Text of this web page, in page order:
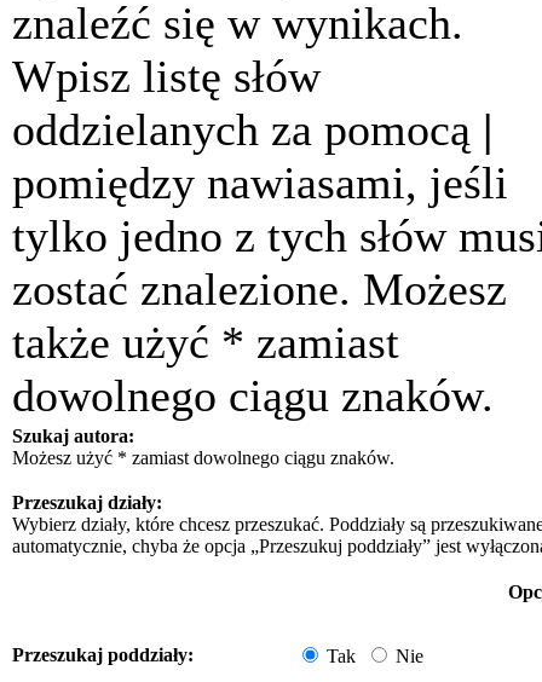
znaleźć się w wynikach.
Wpisz listę słów
oddzielanych za pomocą |
pomiędzy nawiasami, jeśli
tylko jedno z tych słów
zostać znalezione. Możesz
także użyć * zamiast
dowolnego ciągu znaków.
Szukaj autora:
Możesz użyć * zamiast dowolnego ciągu znaków.
Przeszukaj działy:
Wybierz działy, które chcesz przeszukać. Poddziały są
automatycznie, chyba że opcja „Przeszukuj poddziały” jest
Przeszukaj poddziały: Tak Nie